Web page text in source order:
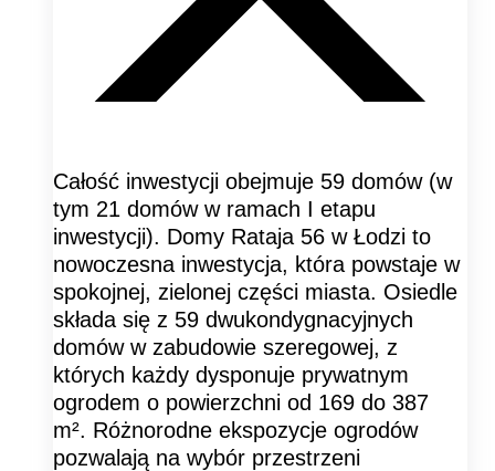
Całość inwestycji obejmuje 59 domów (w
tym 21 domów w ramach I etapu
inwestycji). Domy Rataja 56 w Łodzi to
nowoczesna inwestycja, która powstaje w
spokojnej, zielonej części miasta. Osiedle
składa się z 59 dwukondygnacyjnych
domów w zabudowie szeregowej, z
których każdy dysponuje prywatnym
ogrodem o powierzchni od 169 do 387
m². Różnorodne ekspozycje ogrodów
pozwalają na wybór przestrzeni